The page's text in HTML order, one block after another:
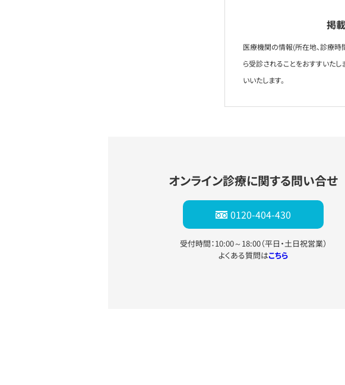
掲
医療機関の情報(所在地、診療時
ら受診されることをおすすいた
いいたします。
オンライン診療に関する問い合せ
0120-404-430
受付時間：10:00～18:00（平日・土日祝営業）
よくある質問はこちら